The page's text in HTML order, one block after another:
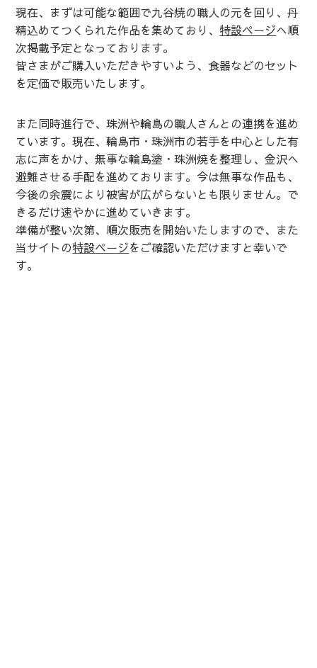
現在、まずは可能な範囲で九谷焼の職人の元を回り、丹
精込めてつくられた作品を集めており、特設ページへ順
次掲載予定となっております。
皆さまがご購入いただきやすいよう、食器などのセット
を定価で販売いたします。
また同時進行で、珠洲や輪島の職人さんとの連携を進め
ています。現在、輪島市・珠洲市の若手を中心とした有
志に声をかけ、無事な輪島塗・珠洲焼を整理し、金沢へ
避難させる手配を進めております。今は無事な作品も、
今後の余震により被害が広がらないとも限りません。で
きるだけ速やかに進めていきます。
準備が整い次第、順次販売を開始いたしますので、また
当サイトの特設ページをご確認いただけますと幸いで
す。